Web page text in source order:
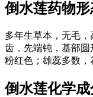
倒水莲药物形
多年生草本，无毛
齿，先端钝，基部
粉红色；雄蕊多数，
倒水莲化学成